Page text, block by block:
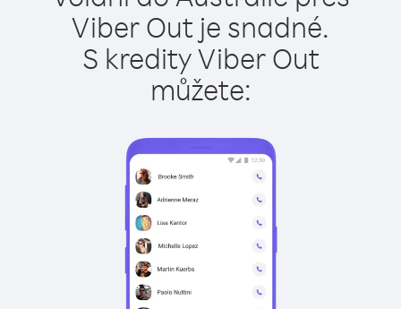
Viber Out je snadné.
S kredity Viber Out
můžete: